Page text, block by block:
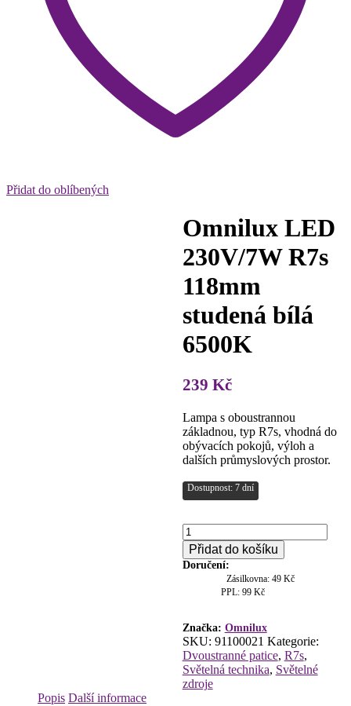
Přidat do oblíbených
Omnilux LED
230V/7W R7s
118mm
studená bílá
6500K
239 Kč
Lampa s oboustrannou
základnou, typ R7s, vhodná do
obývacích pokojů, výloh a
dalších průmyslových prostor.
Dostupnost: 7 dní
Omnilux
LED
230V/7W
R7s
6500K
množství
Přidat do košíku
Doručení:
Zásilkovna: 49 Kč
PPL: 99 Kč
Značka: Omnilux
SKU: 91100021 Kategorie:
Dvoustranné patice, R7s,
Světelná technika, Světelné
zdroje
Popis Další informace